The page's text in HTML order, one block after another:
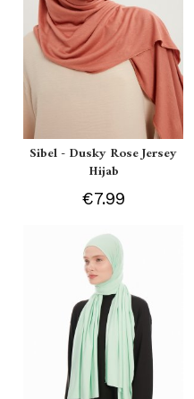
Sibel - Dusky Rose Jersey
Hijab
€7.99